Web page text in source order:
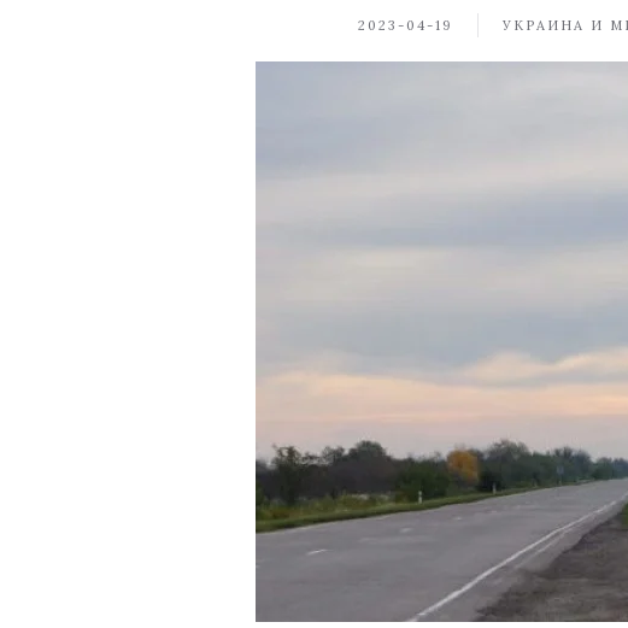
2023-04-19 УКРАИНА И